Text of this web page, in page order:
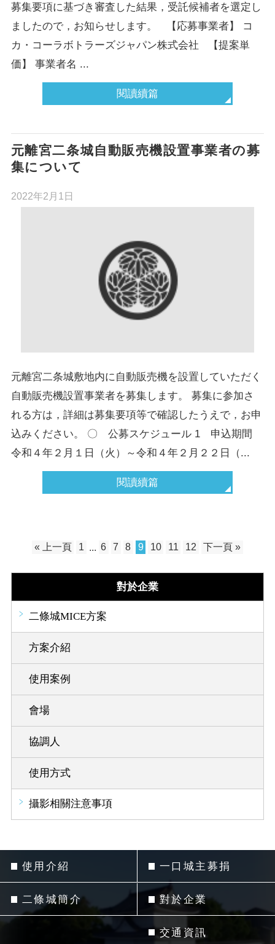
募集要項に基づき審査した結果，受託候補者を選定し
ましたので，お知らせします。 【応募事業者】 コ
カ・コーラボトラーズジャパン株式会社 【提案単
価】 事業者名 ...
閱讀續篇
元離宮二条城自動販売機設置事業者の募
集について
2022年2月1日
元離宮二条城敷地内に自動販売機を設置していただく
自動販売機設置事業者を募集します。 募集に参加さ
れる方は，詳細は募集要項等で確認したうえで，お申
込みください。 〇 公募スケジュール 1 申込期間
令和４年２月１日（火）～令和４年２月２２日（...
閱讀續篇
« 上一頁 1 6 7 8 9 10 11 12 下一頁 »
對於企業
二條城MICE方案
方案介紹
使用案例
會場
協調人
使用方式
攝影相關注意事項
使用介紹
二條城簡介
一口城主募捐
對於企業
交通資訊